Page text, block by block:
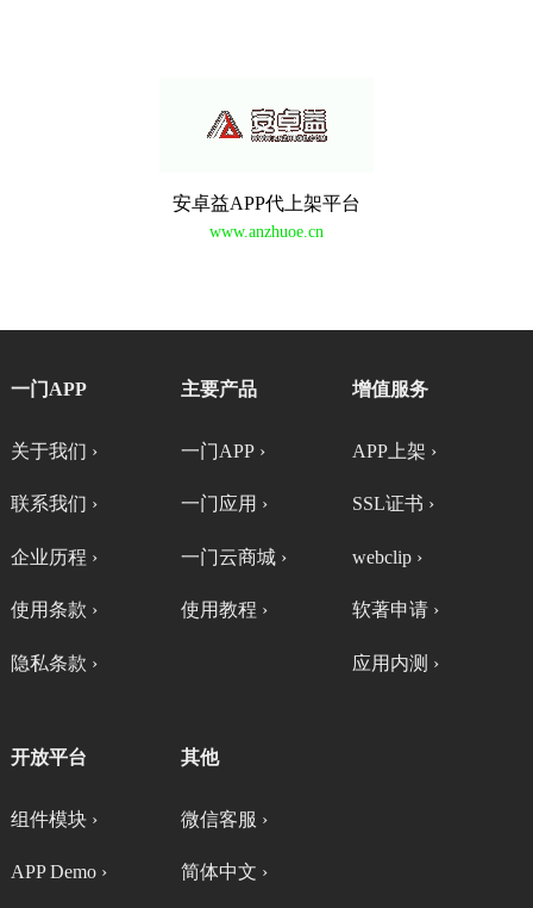
安卓益APP代上架平台
www.anzhuoe.cn
一门APP
关于我们 ›
联系我们 ›
企业历程 ›
使用条款 ›
隐私条款 ›
主要产品
一门APP ›
一门应用 ›
一门云商城 ›
使用教程 ›
增值服务
APP上架 ›
SSL证书 ›
webclip ›
软著申请 ›
应用内测 ›
开放平台
组件模块 ›
APP Demo ›
其他
微信客服 ›
简体中文 ›